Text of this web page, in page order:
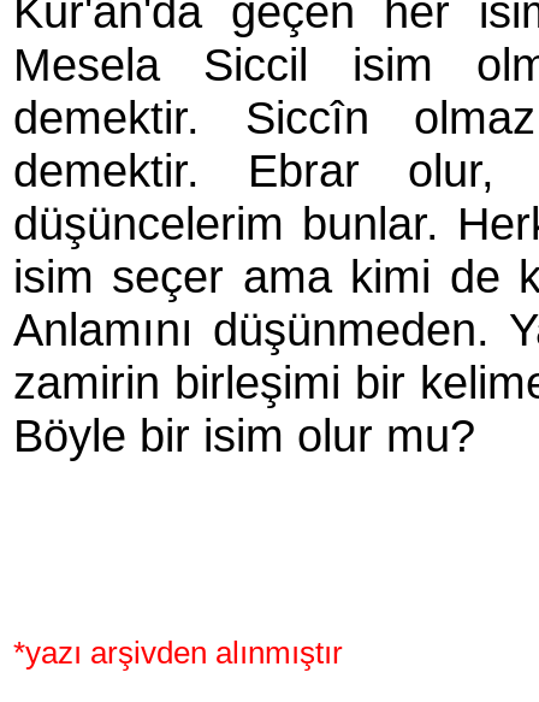
Kur'ân'da geçen her
Mesela Siccil isim
demektir. Siccîn
demektir. Ebrar
düşüncelerim bunlar.
isim seçer ama kimi de
Anlamını düşünmeden.
zamirin birleşimi bir
Böyle bir isim olur mu?
*yazı arşivden alınmıştır